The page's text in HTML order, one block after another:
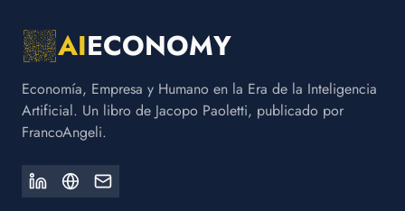
AIECONOMY
Economía, Empresa y Humano en la Era de la Inteligencia
Artificial. Un libro de Jacopo Paoletti, publicado por
FrancoAngeli.